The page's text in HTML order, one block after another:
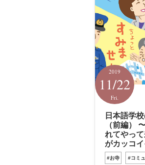
2019
11/22
Fri.
日本語学
（前編）
れてやっ
がカッコイ
#お寺 #コミ